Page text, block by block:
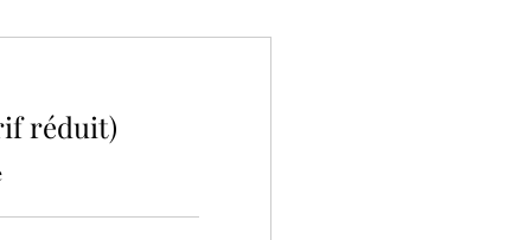
réduit)